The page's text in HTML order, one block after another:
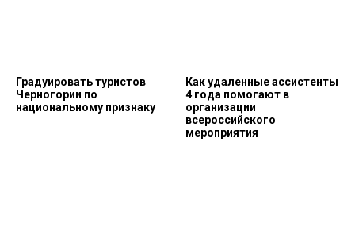
Градуировать туристов
Черногории по
национальному признаку
Как удаленные ассистенты
4 года помогают в
организации
всероссийского
мероприятия